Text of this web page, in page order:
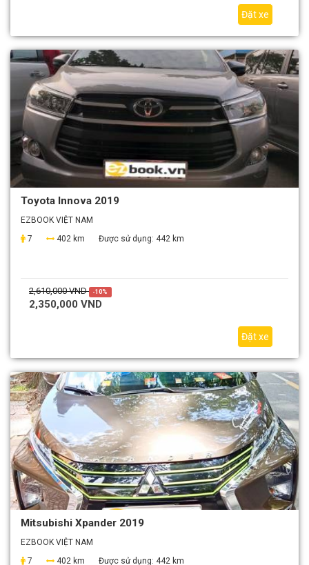
Đặt xe
Toyota Innova 2019
EZBOOK VIỆT NAM
7
402 km Được sử dụng: 442 km
2,610,000 VND -10%
2,350,000 VND
Đặt xe
Mitsubishi Xpander 2019
EZBOOK VIỆT NAM
7
402 km Được sử dụng: 442 km